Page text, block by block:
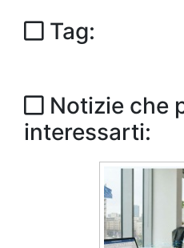
Tag:
Notizie che
interessarti: